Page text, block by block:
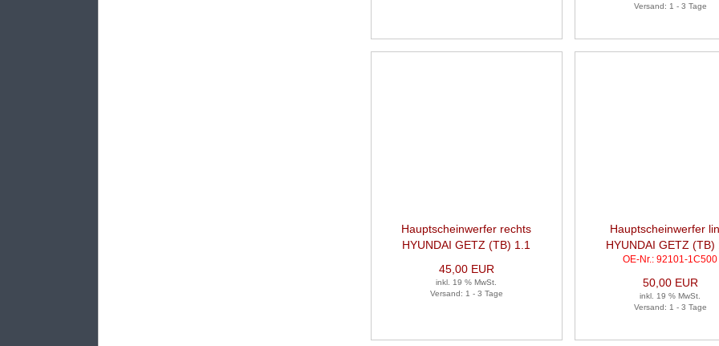
Versand: 1 - 3 Tage
Hauptscheinwerfer rechts
HYUNDAI GETZ (TB) 1.1
45,00 EUR
inkl. 19 % MwSt.
Versand: 1 - 3 Tage
Hauptscheinwerfer
HYUNDAI GETZ (TB)
OE-Nr.: 92101-1C500
50,00 EUR
inkl. 19 % MwSt.
Versand: 1 - 3 Tage